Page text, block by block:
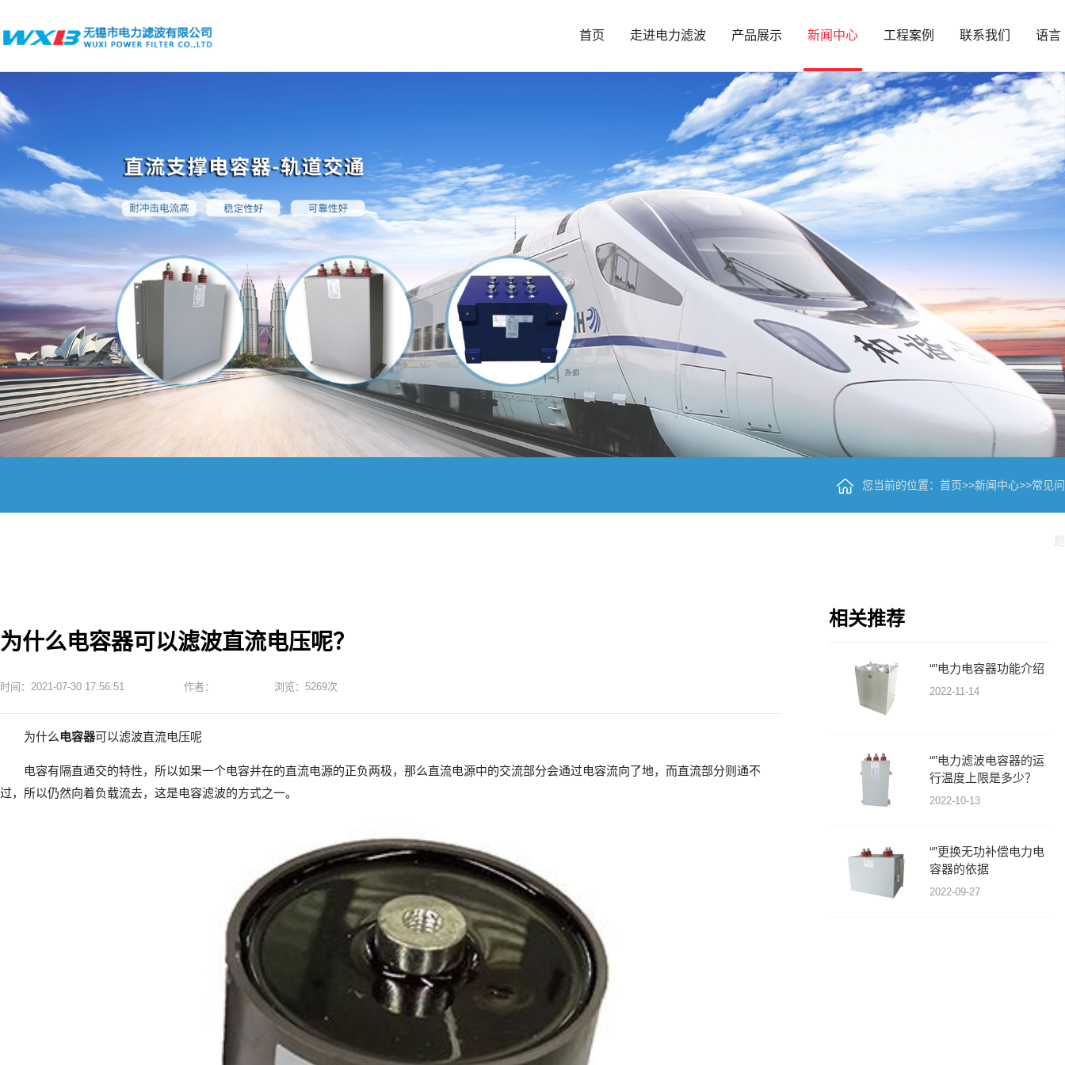
首页 走进电力滤波 产品展示 新闻中心 工程案例 联系我们 语言
您当前的位置： 首页>>新闻中心>>常见问
题
为什么电容器可以滤波直流电压呢？
时间：2021-07-30 17:56:51 作者： 浏览：5269次
为什么电容器可以滤波直流电压呢
电容有隔直通交的特性，所以如果一个电容并在的直流电源的正负两极，那么直流电源中的交流部分会通过电容流向了地，而直流部分则通不
过，所以仍然向着负载流去，这是电容滤波的方式之一。
相关推荐
“”电力电容器功能介绍
2022-11-14
“”电力滤波电容器的运
行温度上限是多少？
2022-10-13
“”更换无功补偿电力电
容器的依据
2022-09-27